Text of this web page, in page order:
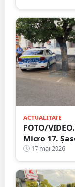
ACTUALITATE
FOTO/
Micro 17.
la secție
17 mai 2026